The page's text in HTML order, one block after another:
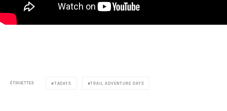
ÉTIQUETTES TADAYS TRAIL ADVENTURE DAYS